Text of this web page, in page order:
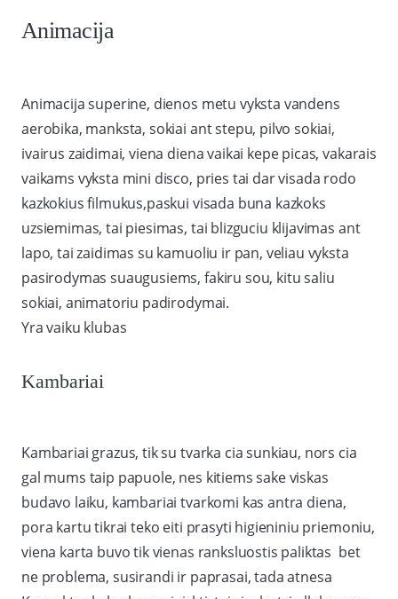
Animacija
Animacija superine, dienos metu vyksta vandens
aerobika, manksta, sokiai ant stepu, pilvo sokiai,
ivairus zaidimai, viena diena vaikai kepe picas, vakarais
vaikams vyksta mini disco, pries tai dar visada rodo
kazkokius filmukus,paskui visada buna kazkoks
uzsiemimas, tai piesimas, tai blizguciu klijavimas ant
lapo, tai zaidimas su kamuoliu ir pan, veliau vyksta
pasirodymas suaugusiems, fakiru sou, kitu saliu
sokiai, animatoriu padirodymai.
Yra vaiku klubas
Kambariai
Kambariai grazus, tik su tvarka cia sunkiau, nors cia
gal mums taip papuole, nes kitiems sake viskas
budavo laiku, kambariai tvarkomi kas antra diena,
pora kartu tikrai teko eiti prasyti higieniniu priemoniu,
viena karta buvo tik vienas ranksluostis paliktas bet
ne problema, susirandi ir paprasai, tada atnesa